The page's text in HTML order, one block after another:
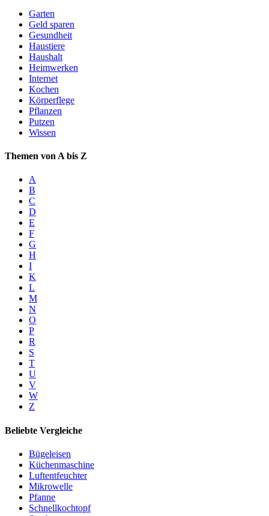
Garten
Geld sparen
Gesundheit
Haustiere
Haushalt
Heimwerken
Internet
Kochen
Körperflege
Pflanzen
Putzen
Wissen
Themen von A bis Z
A
B
C
D
E
F
G
H
I
K
L
M
N
O
P
R
S
T
U
V
W
Z
Beliebte Vergleiche
Bügeleisen
Küchenmaschine
Luftentfeuchter
Mikrowelle
Pfanne
Schnellkochtopf